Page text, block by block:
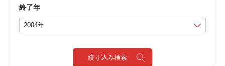
終了年
絞り込み検索